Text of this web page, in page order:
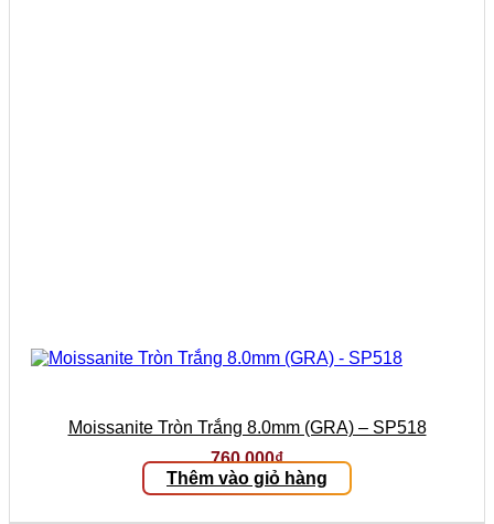
Moissanite Tròn Trắng 8.0mm (GRA) – SP518
760.000₫
Thêm vào giỏ hàng